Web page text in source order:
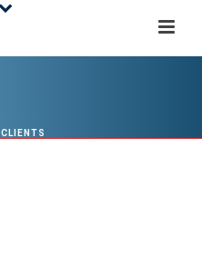
CLIENTS